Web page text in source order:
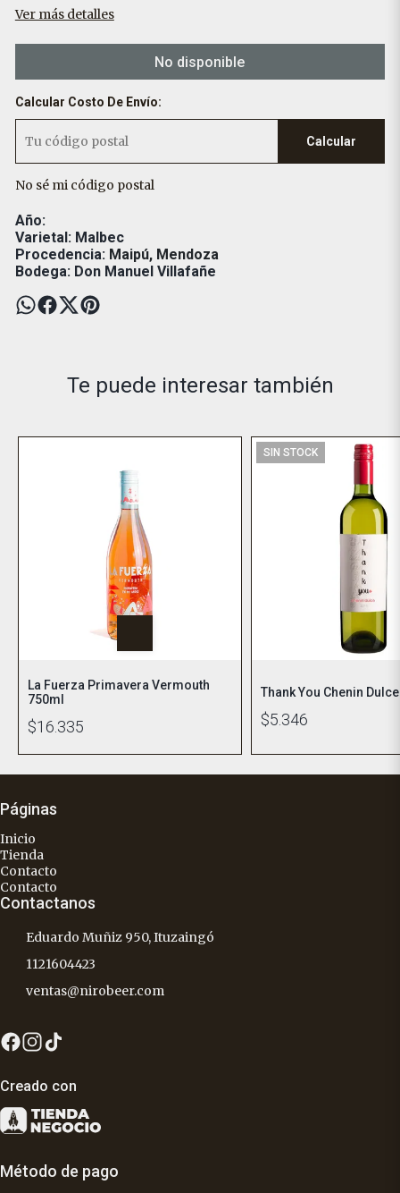
Ver más detalles
No disponible
Calcular Costo De Envío:
Calcular
No sé mi código postal
Año:
Varietal: Malbec
Procedencia: Maipú, Mendoza
Bodega: Don Manuel Villafañe
Te puede interesar también
La Fuerza Primavera Vermouth
750ml
$16.335
SIN STOCK
Thank You Chenin
$5.346
Páginas
Inicio
Tienda
Contacto
Contacto
Contactanos
Eduardo Muñiz 950, Ituzaingó
1121604423
ventas@nirobeer.com
Creado con
Método de pago